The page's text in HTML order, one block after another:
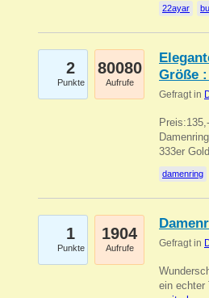
22ayar
2
Punkte
80080
Aufrufe
Größe
Gefragt in
333er
damenring
1
Punkte
1904
Aufrufe Gefragt in
ein